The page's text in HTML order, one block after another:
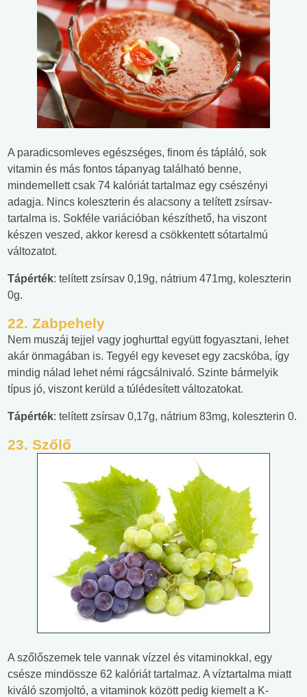
A paradicsomleves egészséges, finom és tápláló, sok
vitamin és más fontos tápanyag található benne,
mindemellett csak 74 kalóriát tartalmaz egy csészényi
adagja. Nincs koleszterin és alacsony a telített zsírsav-
tartalma is. Sokféle variációban készíthető, ha viszont
készen veszed, akkor keresd a csökkentett sótartalmú
változatot.
Tápérték: telített zsírsav 0,19g, nátrium 471mg, koleszterin
0g.
22. Zabpehely
Nem muszáj tejjel vagy joghurttal együtt fogyasztani, lehet
akár önmagában is. Tegyél egy keveset egy zacskóba, így
mindig nálad lehet némi rágcsálnivaló. Szinte bármelyik
típus jó, viszont kerüld a túlédesített változatokat.
Tápérték: telített zsírsav 0,17g, nátrium 83mg, koleszterin 0.
23. Szőlő
A szőlőszemek tele vannak vízzel és vitaminokkal, egy
csésze mindössze 62 kalóriát tartalmaz. A víztartalma miatt
kiváló szomjoltó, a vitaminok között pedig kiemelt a K-